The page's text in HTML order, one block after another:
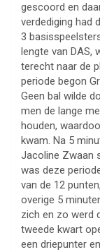
gescoord en
verdediging had
3
lengte van DAS,
terecht naar de
periode begon
Geen bal wilde
men de lange
houden,
kwam. Na 5
Jacoline Zwaan
was deze
van de 12
overige 5
zich en zo werd
tweede kwart
een driepunter